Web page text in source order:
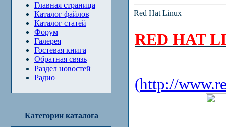
Главная страница
Каталог файлов
Каталог статей
Форум
Галерея
Гостевая книга
Обратная связь
Раздел новостей
Радио
Категории каталога
Red Hat Linux
RED HAT
(http://